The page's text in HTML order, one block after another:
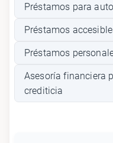
Préstamos para
Préstamos
Préstamos
Asesoría financiera
crediticia